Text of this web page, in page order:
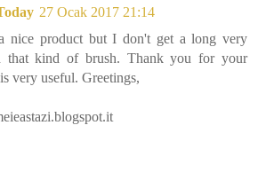
27 Ocak 2017 21:14
nice product but I don't get a long very
that kind of brush. Thank you for your
very useful. Greetings,